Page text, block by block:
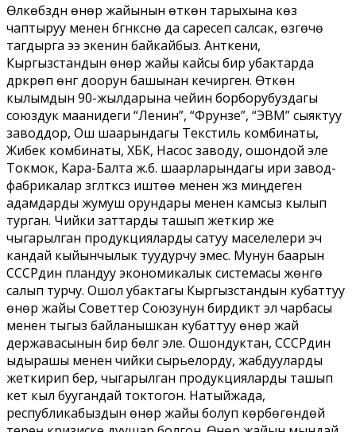
Өлкөбүздүн өнөр жайынын өткөн тарыхына көз
чаптыруу менен бүгүнкүсүнө да саресеп салсак, өзгөчө
тагдырга ээ экенин байкайбыз. Анткени,
Кыргызстандын өнөр жайы кайсы бир убактарда
дүркүрөп өнүгүү доорун башынан кечирген. Өткөн
кылымдын 90-жылдарына чейин борборубуздагы
союздук маанидеги “Ленин”, “Фрунзе”, “ЭВМ” сыяктуу
заводдор, Ош шаарындагы Текстиль комбинаты,
Жибек комбинаты, ХБК, Насос заводу, ошондой эле
Токмок, Кара-Балта ж.б. шаарларындагы ири завод-
фабрикалар үзгүлтүксүз иштөө менен жүз миңдеген
адамдарды жумуш орундары менен камсыз кылып
турган. Чийки заттарды ташып жеткирүү же
чыгарылган продукцияларды сатуу маселелери эч
кандай кыйынчылык туудурчу эмес. Мунун баарын
СССРдин пландуу экономикалык системасы жөнгө
салып турчу. Ошол убактагы Кыргызстандын кубаттуу
өнөр жайы Советтер Союзунун бирдиктүү эл чарбасы
менен тыгыз байланышкан кубаттуу өнөр жай
державасынын бир бөлүгү эле. Ошондуктан, СССРдин
ыдырашы менен чийки сырьелорду, жабдууларды
жеткирип берүү, чыгарылган продукцияларды ташып
кетүү кыл буугандай токтогон. Натыйжада,
республикабыздын өнөр жайы болуп көрбөгөндөй